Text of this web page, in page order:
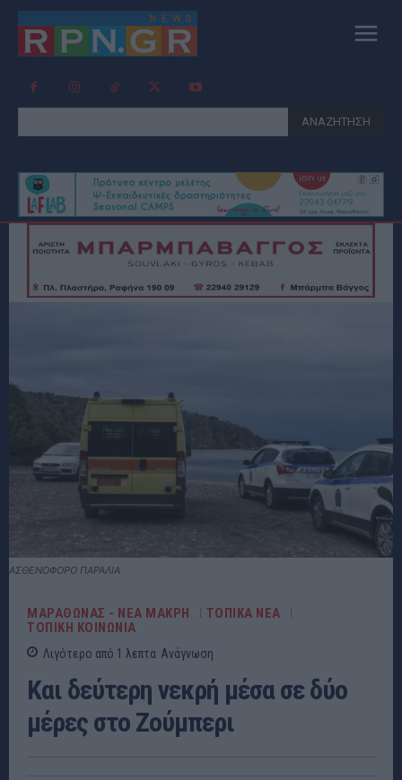
ΑΝΑΖΗΤΗΣΗ
ΑΣΘΕΝΟΦΟΡΟ ΠΑΡΑΛΙΑ
ΜΑΡΑΘΩΝΑΣ - ΝΕΑ ΜΑΚΡΗ
ΤΟΠΙΚΑ ΝΕΑ
ΤΟΠΙΚΗ ΚΟΙΝΩΝΙΑ
Λιγότερο από 1 λεπτα Ανάγνωση
Και δεύτερη νεκρή μέσα σε δύο
μέρες στο Ζούμπερι